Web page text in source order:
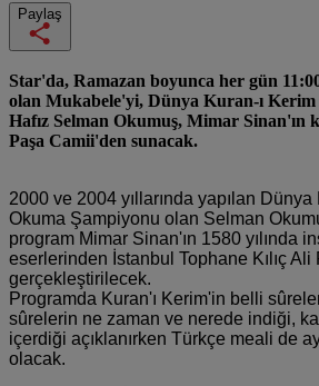
Paylaş
Star'da, Ramazan boyunca her gün
olan Mukabele'yi, Dünya Kuran-ı
Hafız Selman Okumuş, Mimar Sinan'ın
Paşa Camii'den sunacak.
2000 ve 2004 yıllarında yapılan
Okuma Şampiyonu olan Selman
program Mimar Sinan'ın 1580 yılında
eserlerinden İstanbul Tophane Kılıç
gerçekleştirilecek.
Programda Kuran'ı Kerim'in belli
sûrelerin ne zaman ve nerede indiği,
içerdiği açıklanırken Türkçe meali de
olacak.